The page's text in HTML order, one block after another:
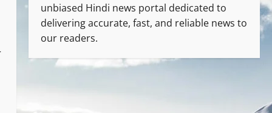
unbiased Hindi news portal dedicated to
delivering accurate, fast, and reliable news to
our readers.